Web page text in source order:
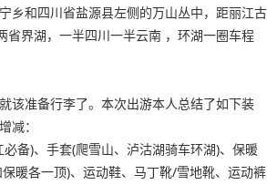
乡和四川省盐源县左侧的万山丛中，距丽江古
省界湖，一半四川一半云南 ，环湖一圈车程
该准备行李了。本次出游本人总结了如下装
减：
备)、手套(爬雪山、泸沽湖骑车环湖)、保暖
暖各一顶)、运动鞋、马丁靴/雪地靴、运动裤